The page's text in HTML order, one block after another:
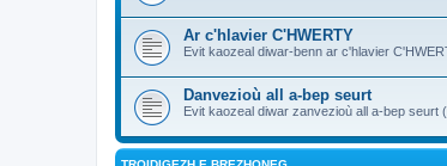
Ar c'hlavier C'HWERTY
Evit kaozeal diwar-benn ar c'hlavier
Danvezioù all a-bep seurt
Evit kaozeal diwar zanvezioù all a-bep seurt